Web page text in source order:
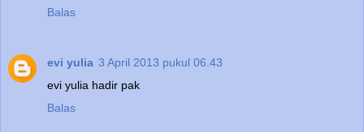
Balas
evi yulia 3 April 2013 pukul 06.43
evi yulia hadir pak
Balas